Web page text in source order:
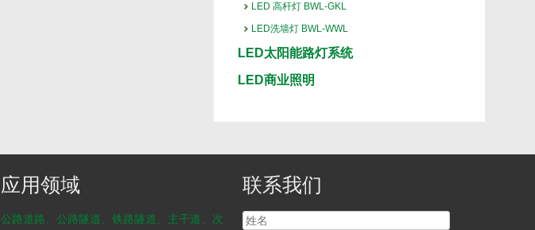
LED 高杆灯 BWL-GKL
LED洗墙灯 BWL-WWL
LED太阳能路灯系统
LED商业照明
应用领域
公路道路、公路隧道、铁路隧道、主干道、次
联系我们